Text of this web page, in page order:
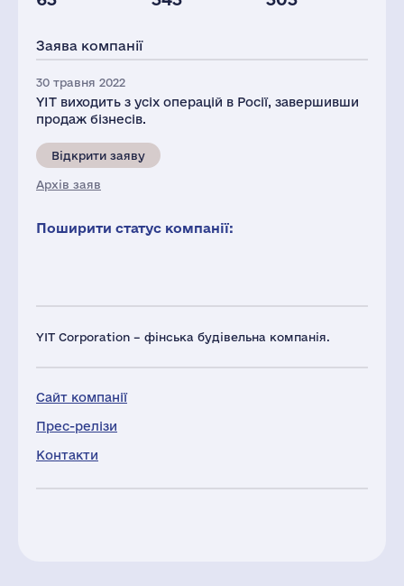
YIT Corporation – фінська будівельна компанія.
Сайт компанії
Прес-релізи
Контакти
3019
Заява компанії
30 травня 2022
YIT виходить з усіх операцій в Росії, завершивши
продаж бізнесів.
Відкрити заяву
Архів заяв
Поширити статус компанії: